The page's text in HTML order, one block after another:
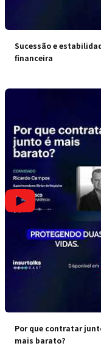
Sucessão e
financeira
Por que contratar
mais barato?